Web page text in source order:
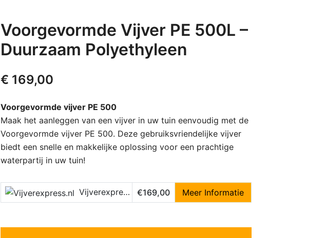
Voorgevormde Vijver PE 500L –
Duurzaam Polyethyleen
€ 169,00
Voorgevormde vijver PE 500
Maak het aanleggen van een vijver in uw tuin eenvoudig met de
Voorgevormde vijver PE 500. Deze gebruiksvriendelijke vijver
biedt een snelle en makkelijke oplossing voor een prachtige
waterpartij in uw tuin!
Vijverexpress.nl €169,00 Meer Informatie